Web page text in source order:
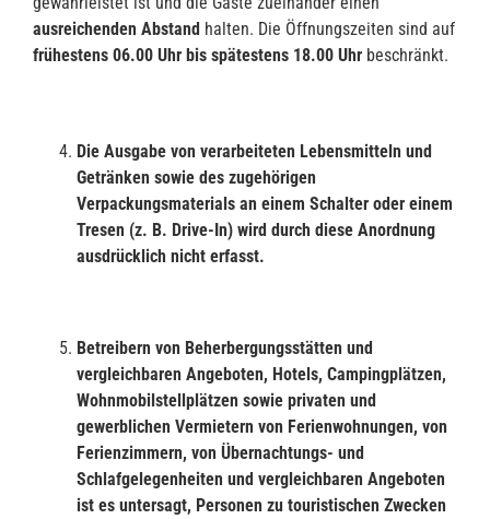
ausreichenden Abstand halten. Die Öffnungszeiten sind auf
frühestens 06.00 Uhr bis spätestens 18.00 Uhr beschränkt.
Die Ausgabe von verarbeiteten Lebensmitteln und
Getränken sowie des zugehörigen
Verpackungsmaterials an einem Schalter oder einem
Tresen (z. B. Drive-In) wird durch diese Anordnung
ausdrücklich nicht erfasst.
Betreibern von Beherbergungsstätten und
vergleichbaren Angeboten, Hotels, Campingplätzen,
Wohnmobilstellplätzen sowie privaten und
gewerblichen Vermietern von Ferienwohnungen, von
Ferienzimmern, von Übernachtungs- und
Schlafgelegenheiten und vergleichbaren Angeboten
ist es untersagt, Personen zu touristischen Zwecken